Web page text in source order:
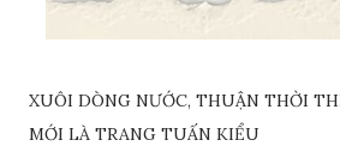
XUÔI DÒNG NƯỚC, THUẬN THỜI
MỚI LÀ TRANG TUẤN KIỂU